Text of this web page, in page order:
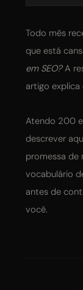
Todo mês
que está
em SEO?A
artigo
Atendo 200
descrever
promessa de
vocabulário
antes de
você.